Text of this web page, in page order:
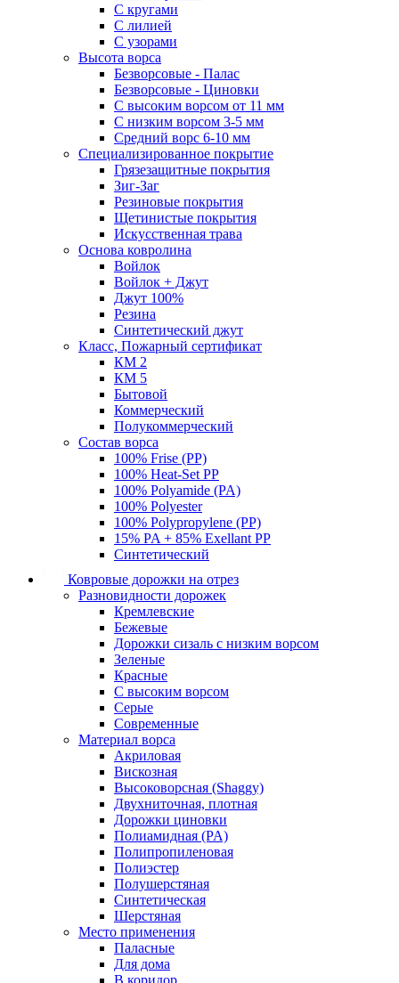
С кругами
С лилией
С узорами
Высота ворса
Безворсовые - Палас
Безворсовые - Циновки
С высоким ворсом от 11 мм
С низким ворсом 3-5 мм
Средний ворс 6-10 мм
Специализированное покрытие
Грязезащитные покрытия
Зиг-Заг
Резиновые покрытия
Щетинистые покрытия
Искусственная трава
Основа ковролина
Войлок
Войлок + Джут
Джут 100%
Резина
Синтетический джут
Класс, Пожарный сертификат
КМ 2
КМ 5
Бытовой
Коммерческий
Полукоммерческий
Состав ворса
100% Frise (PP)
100% Heat-Set PP
100% Polyamide (PA)
100% Polyester
100% Polypropylene (PP)
15% PA + 85% Exellant PP
Синтетический
Ковровые дорожки на отрез
Разновидности дорожек
Кремлевские
Бежевые
Дорожки сизаль с низким ворсом
Зеленые
Красные
С высоким ворсом
Серые
Современные
Материал ворса
Акриловая
Вискозная
Высоковорсная (Shaggy)
Двухниточная, плотная
Дорожки циновки
Полиамидная (PA)
Полипропиленовая
Полиэстер
Полушерстяная
Синтетическая
Шерстяная
Место применения
Паласные
Для дома
В коридор